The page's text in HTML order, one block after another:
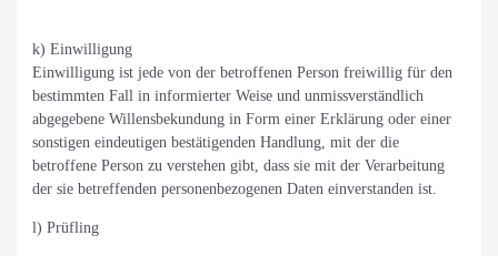
k) Einwilligung
Einwilligung ist jede von der betroffenen Person freiwillig für den
bestimmten Fall in informierter Weise und unmissverständlich
abgegebene Willensbekundung in Form einer Erklärung oder einer
sonstigen eindeutigen bestätigenden Handlung, mit der die
betroffene Person zu verstehen gibt, dass sie mit der Verarbeitung
der sie betreffenden personenbezogenen Daten einverstanden ist.
l) Prüfling